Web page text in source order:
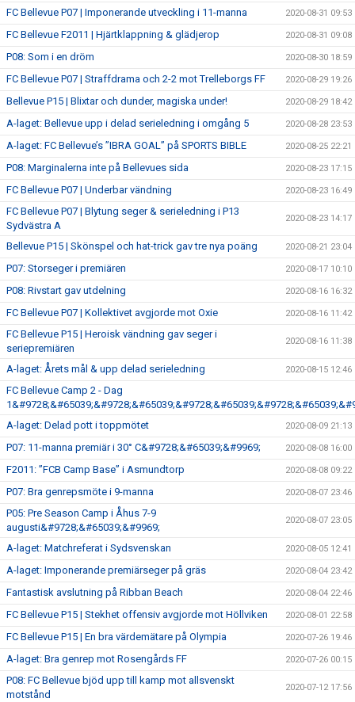
FC Bellevue P07 | Imponerande utveckling i 11-manna 2020-08-31 09:53
FC Bellevue F2011 | Hjärtklappning & glädjerop 2020-08-31 09:08
P08: Som i en dröm 2020-08-30 18:59
FC Bellevue P07 | Straffdrama och 2-2 mot Trelleborgs FF 2020-08-29 19:26
Bellevue P15 | Blixtar och dunder, magiska under! 2020-08-29 18:42
A-laget: Bellevue upp i delad serieledning i omgång 5 2020-08-28 23:53
A-laget: FC Bellevue’s ”IBRA GOAL” på SPORTS BIBLE 2020-08-25 22:21
P08: Marginalerna inte på Bellevues sida 2020-08-23 17:15
FC Bellevue P07 | Underbar vändning 2020-08-23 16:49
FC Bellevue P07 | Blytung seger & serieledning i P13
Sydvästra A
2020-08-23 14:17
Bellevue P15 | Skönspel och hat-trick gav tre nya poäng 2020-08-21 23:04
P07: Storseger i premiären 2020-08-17 10:10
P08: Rivstart gav utdelning 2020-08-16 16:32
FC Bellevue P07 | Kollektivet avgjorde mot Oxie 2020-08-16 11:42
FC Bellevue P15 | Heroisk vändning gav seger i
seriepremiären
2020-08-16 11:38
A-laget: Årets mål & upp delad serieledning 2020-08-15 12:46
FC Bellevue Camp 2 - Dag
A-laget: Delad pott i toppmötet
2020-08-09 21:13
P07: 11-manna premiär i 30° C&#9728;&#65039;&#9969; 2020-08-08 16:00
F2011: ”FCB Camp Base” i Asmundtorp 2020-08-08 09:22
P07: Bra genrepsmöte i 9-manna 2020-08-07 23:46
P05: Pre Season Camp i Åhus 7-9
augusti&#9728;&#65039;&#9969;
2020-08-07 23:05
A-laget: Matchreferat i Sydsvenskan 2020-08-05 12:41
A-laget: Imponerande premiärseger på gräs 2020-08-04 23:42
Fantastisk avslutning på Ribban Beach 2020-08-04 22:46
FC Bellevue P15 | Stekhet offensiv avgjorde mot Höllviken 2020-08-01 22:58
FC Bellevue P15 | En bra värdemätare på Olympia 2020-07-26 19:46
A-laget: Bra genrep mot Rosengårds FF 2020-07-26 00:15
P08: FC Bellevue bjöd upp till kamp mot allsvenskt
motstånd
2020-07-12 17:56